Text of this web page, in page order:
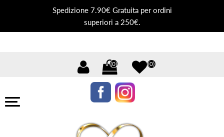
Spedizione 7.90€ Gratuita per ordini
superiori a 250€.
(0) (0)